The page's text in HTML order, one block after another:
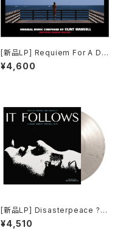
[新品LP] Requiem For A Dr
eam / レクイエム・フォー・ドリ
ーム
¥4,600
[新品LP] Disasterpeace ? It
Follows (limited black and
white marbled vinyl) / イッ
¥4,510